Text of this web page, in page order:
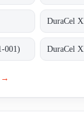
001)
→